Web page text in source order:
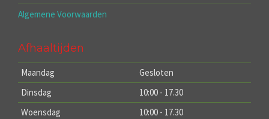
Algemene Voorwaarden
Afhaaltijden
Maandag
Gesloten
Dinsdag
10:00 - 17.30
Woensdag
10:00 - 17.30